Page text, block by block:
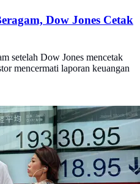
Dow Jones Cetak
setelah Dow Jones mencetak
mencermati laporan keuangan